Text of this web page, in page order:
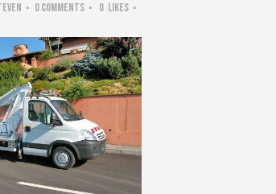
0 Comments 0 Likes